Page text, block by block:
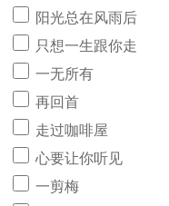
阳光总在风雨后
只想一生跟你走
一无所有
再回首
走过咖啡屋
心要让你听见
一剪梅